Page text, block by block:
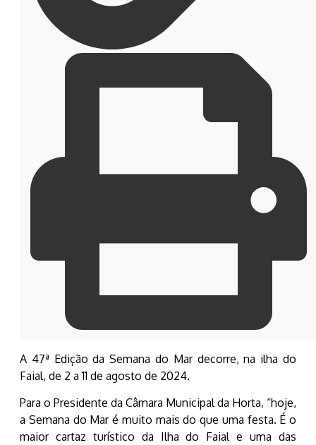
A 47ª Edição da Semana do Mar decorre, na ilha do
Faial, de 2 a 11 de agosto de 2024.
Para o Presidente da Câmara Municipal da Horta, “hoje,
a Semana do Mar é muito mais do que uma festa. É o
maior cartaz turístico da Ilha do Faial e uma das